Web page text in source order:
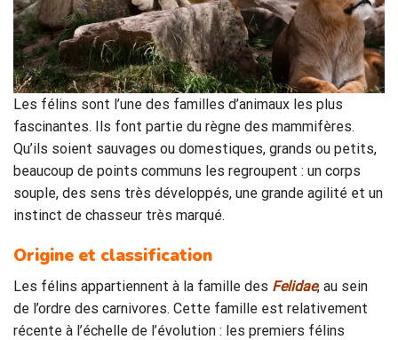
Les félins sont l’une des familles d’animaux les plus
fascinantes. Ils font partie du règne des mammifères.
Qu’ils soient sauvages ou domestiques, grands ou petits,
beaucoup de points communs les regroupent : un corps
souple, des sens très développés, une grande agilité et un
instinct de chasseur très marqué.
Origine et classification
Les félins appartiennent à la famille des Felidae, au sein
de l’ordre des carnivores. Cette famille est relativement
récente à l’échelle de l’évolution : les premiers félins